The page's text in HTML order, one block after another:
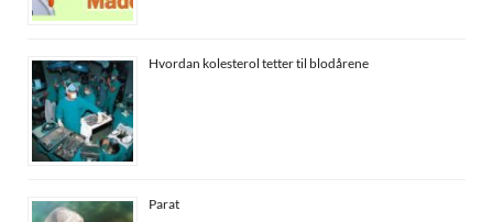
Hvordan kolesterol tetter til blodårene
Parat